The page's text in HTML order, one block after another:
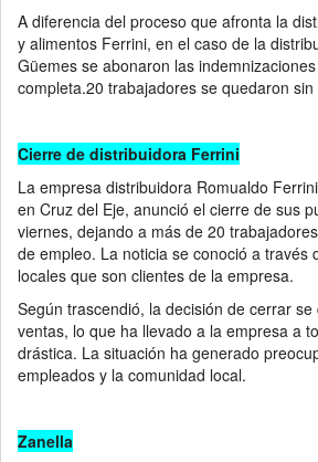
A diferencia del proceso que afronta la
y alimentos Ferrini, en el caso de la
Güemes se abonaron las
completa.20 trabajadores se quedaron
Cierre de distribuidora Ferrini
La empresa distribuidora Romualdo
en Cruz del Eje, anunció el cierre de sus
viernes, dejando a más de 20
de empleo. La noticia se conoció a través
locales que son clientes de la empresa.
Según trascendió, la decisión de cerrar
ventas, lo que ha llevado a la empresa a
drástica. La situación ha generado
empleados y la comunidad local.
Zanella